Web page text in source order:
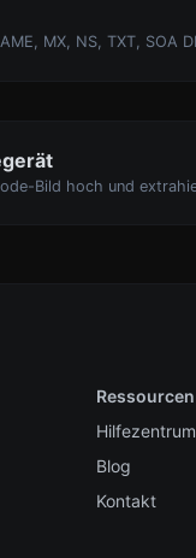
Ressourcen
Hilfezentrum
Blog
Kontakt